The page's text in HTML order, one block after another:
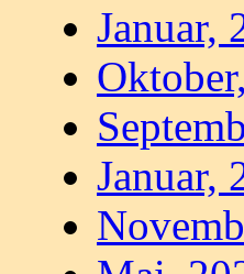
Januar,
Januar,